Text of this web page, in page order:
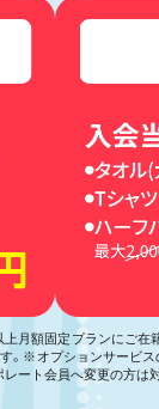
額固定プランにご在
。※オプションサー
ート会員へ変更の方は対